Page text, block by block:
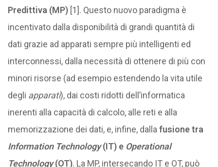
Predittiva (MP)[1]. Questo nuovo paradigma è
incentivato dalla disponibilità di grandi quantità di
dati grazie ad apparati sempre più intelligenti ed
interconnessi, dalla necessità di ottenere di più con
minori risorse (ad esempio estendendo la vita utile
degli apparati), dai costi ridotti dell’informatica
inerenti alla capacità di calcolo, alle reti e alla
memorizzazione dei dati, e, infine, dalla fusione tra
Information Technology(IT) e Operational
Technology(OT). La MP, intersecando IT e OT, può